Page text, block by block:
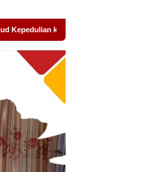
Yatim dan Dhuafa Al-Aqsho Batam